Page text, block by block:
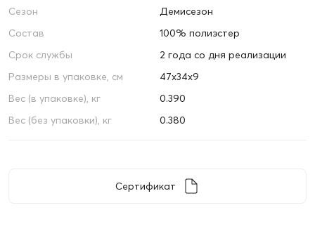
Сезон
Демисезон
Состав
100% полиэстер
Срок службы
2 года со дня реализации
Размеры в упаковке, см
47х34х9
Вес (в упаковке), кг
0.390
Вес (без упаковки), кг
0.380
Сертификат